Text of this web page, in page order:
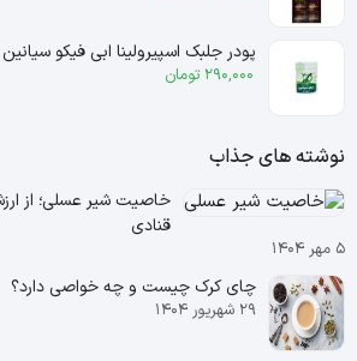
پودر جلبک اسپیرولینا ابی فیکو سیانین 5 گرم آروین – arvin
290,000 تومان
نوشته های جذاب
خاصیت شیر عسلی؛ از
قنادی
۵ مهر ۱۴۰۴
چای کرک چیست و چه خواصی دارد؟
۲۹ شهریور ۱۴۰۴